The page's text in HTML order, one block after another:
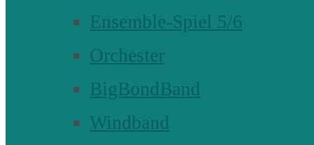
Ensemble-Spiel 5/6
Orchester
BigBondBand
Windband